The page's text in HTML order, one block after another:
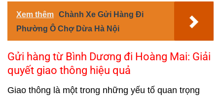
Xem thêm Chành Xe Gửi Hàng Đi
Phường Ô Chợ Dừa Hà Nội
Gửi hàng từ Bình Dương đi Hoàng Mai: Giải
quyết giao thông hiệu quả
Giao thông là một trong những yếu tố quan trọng